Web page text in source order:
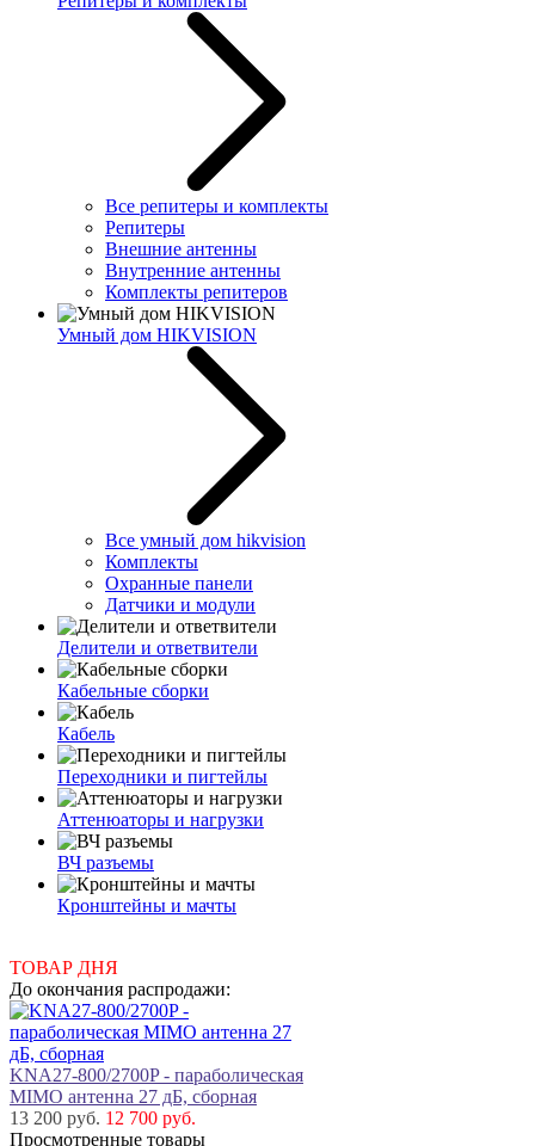
Все репитеры и комплекты
Репитеры
Внешние антенны
Внутренние антенны
Комплекты репитеров
Умный дом HIKVISION
Все умный дом hikvision
Комплекты
Охранные панели
Датчики и модули
Делители и ответвители
Кабельные сборки
Кабель
Переходники и пигтейлы
Аттенюаторы и нагрузки
ВЧ разъемы
Кронштейны и мачты
ТОВАР ДНЯ
До окончания распродажи:
KNA27-800/2700P - параболическая
MIMO антенна 27 дБ, сборная
13 200 руб. 12 700 руб.
Просмотренные товары